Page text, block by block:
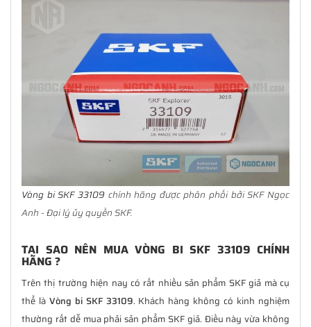
Vòng bi SKF 33109 chính hãng được phân phối bởi SKF Ngọc
Anh - Đại lý ủy quyền SKF.
TẠI SAO NÊN MUA VÒNG BI SKF 33109 CHÍNH
HÃNG ?
Trên thị trường hiện nay có rất nhiều sản phẩm SKF giả mà cụ
thể là Vòng bi SKF 33109. Khách hàng không có kinh nghiệm
thường rất dễ mua phải sản phẩm SKF giả. Điều này vừa không